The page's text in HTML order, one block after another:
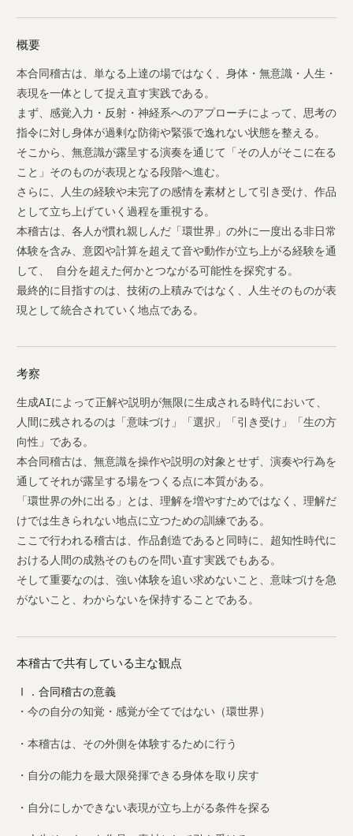
概要
本合同稽古は、単なる上達の場ではなく、身体・無意識・人生・
表現を一体として捉え直す実践である。
まず、感覚入力・反射・神経系へのアプローチによって、思考の
指令に対し身体が過剰な防衛や緊張で逸れない状態を整える。
そこから、無意識が露呈する演奏を通じて「その人がそこに在る
こと」そのものが表現となる段階へ進む。
さらに、人生の経験や未完了の感情を素材として引き受け、作品
として立ち上げていく過程を重視する。
本稽古は、各人が慣れ親しんだ「環世界」の外に一度出る非日常
体験を含み、意図や計算を超えて音や動作が立ち上がる経験を通
して、 自分を超えた何かとつながる可能性を探究する。
最終的に目指すのは、技術の上積みではなく、人生そのものが表
現として統合されていく地点である。
考察
生成AIによって正解や説明が無限に生成される時代において、
人間に残されるのは「意味づけ」「選択」「引き受け」「生の方
向性」である。
本合同稽古は、無意識を操作や説明の対象とせず、演奏や行為を
通してそれが露呈する場をつくる点に本質がある。
「環世界の外に出る」とは、理解を増やすためではなく、理解だ
けでは生きられない地点に立つための訓練である。
ここで行われる稽古は、作品創造であると同時に、超知性時代に
おける人間の成熟そのものを問い直す実践でもある。
そして重要なのは、強い体験を追い求めないこと、意味づけを急
がないこと、わからないを保持することである。
本稽古で共有している主な観点
Ⅰ．合同稽古の意義
・今の自分の知覚・感覚が全てではない（環世界）
・本稽古は、その外側を体験するために行う
・自分の能力を最大限発揮できる身体を取り戻す
・自分にしかできない表現が立ち上がる条件を探る